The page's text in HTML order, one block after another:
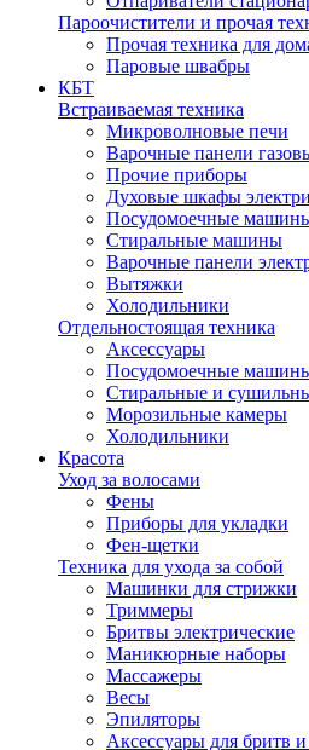
Пароочистители и прочая
Прочая техника для
Паровые швабры
КБТ
Встраиваемая техника
Микроволновые печи
Варочные панели
Прочие приборы
Духовые шкафы
Посудомоечные
Стиральные машины
Варочные панели
Вытяжки
Холодильники
Отдельностоящая техника
Аксессуары
Посудомоечные
Стиральные и
Морозильные камеры
Холодильники
Красота
Уход за волосами
Фены
Приборы для укладки
Фен-щетки
Техника для ухода за собой
Машинки для стрижки
Триммеры
Бритвы электрические
Маникюрные наборы
Массажеры
Весы
Эпиляторы
Аксессуары для бритв